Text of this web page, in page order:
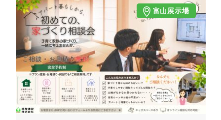
富山展示場